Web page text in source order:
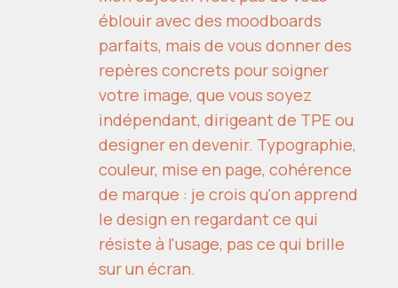
éblouir avec des moodboards
parfaits, mais de vous donner des
repères concrets pour soigner
votre image, que vous soyez
indépendant, dirigeant de TPE ou
designer en devenir. Typographie,
couleur, mise en page, cohérence
de marque : je crois qu'on apprend
le design en regardant ce qui
résiste à l'usage, pas ce qui brille
sur un écran.